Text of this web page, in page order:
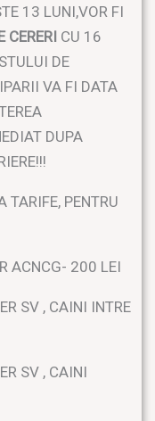
13 LUNI,VOR FI
CERERI CU 16
DE
VA FI DATA
DUPA
TARIFE, PENTRU
ACNCG- 200 LEI
SV , CAINI INTRE
SV , CAINI